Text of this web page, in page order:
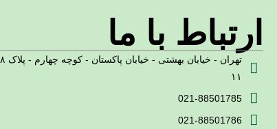
ارتباط با ما
۱۱
021-88501785
021-88501786